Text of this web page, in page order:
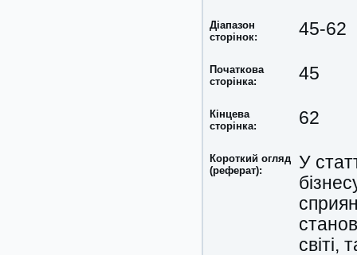
Діапазон
сторінок:
45-62
Початкова
сторінка:
45
Кінцева
сторінка:
62
Короткий огляд
(реферат):
У
світі,